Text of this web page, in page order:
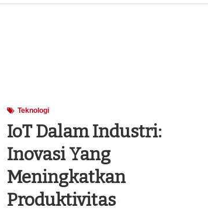
Teknologi
IoT Dalam Industri:
Inovasi Yang
Meningkatkan
Produktivitas